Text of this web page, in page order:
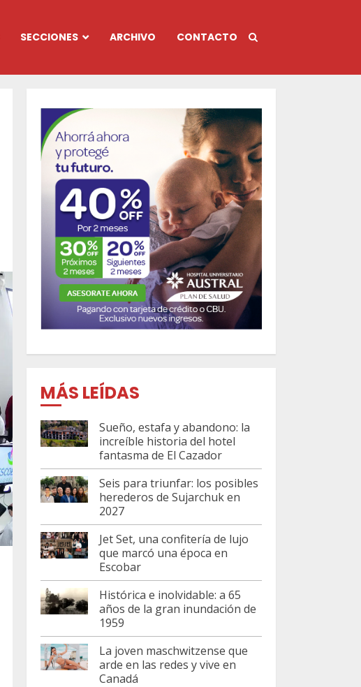
SECCIONES ARCHIVO CONTACTO
MÁS LEÍDAS
Sueño, estafa y abandono: la
increíble historia del hotel
fantasma de El Cazador
Seis para triunfar: los posibles
herederos de Sujarchuk en
2027
Jet Set, una confitería de lujo
que marcó una época en
Escobar
Histórica e inolvidable: a 65
años de la gran inundación de
1959
La joven maschwitzense que
arde en las redes y vive en
Canadá